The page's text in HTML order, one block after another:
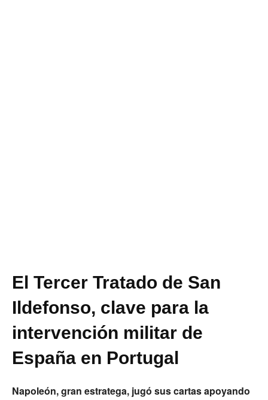
El Tercer Tratado de San
Ildefonso, clave para la
intervención militar de
España en Portugal
Napoleón, gran estratega, jugó sus cartas apoyando